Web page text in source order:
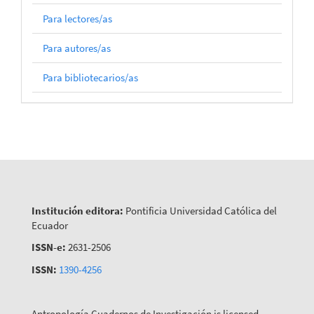
Para lectores/as
Para autores/as
Para bibliotecarios/as
Institución editora: Pontificia Universidad Católica del
Ecuador
ISSN-e: 2631-2506
ISSN: 1390-4256